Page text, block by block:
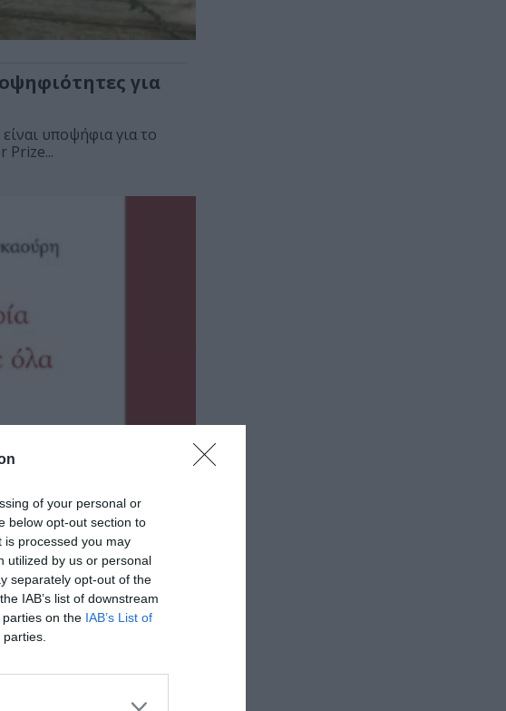
of your personal or
below opt-out section to
processed you may
utilized by us or personal
separately opt-out of the
IAB’s list of downstream
on the IAB’s List of
για
υποψήφια για το
Prize...
τα ήθελε όλα: